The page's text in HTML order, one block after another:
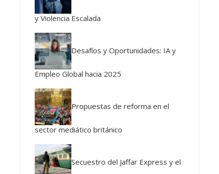
y Violencia Escalada
Desafíos y Oportunidades: IA y
Empleo Global hacia 2025
Propuestas de reforma en el
sector mediático británico
Secuestro del Jaffar Express y el